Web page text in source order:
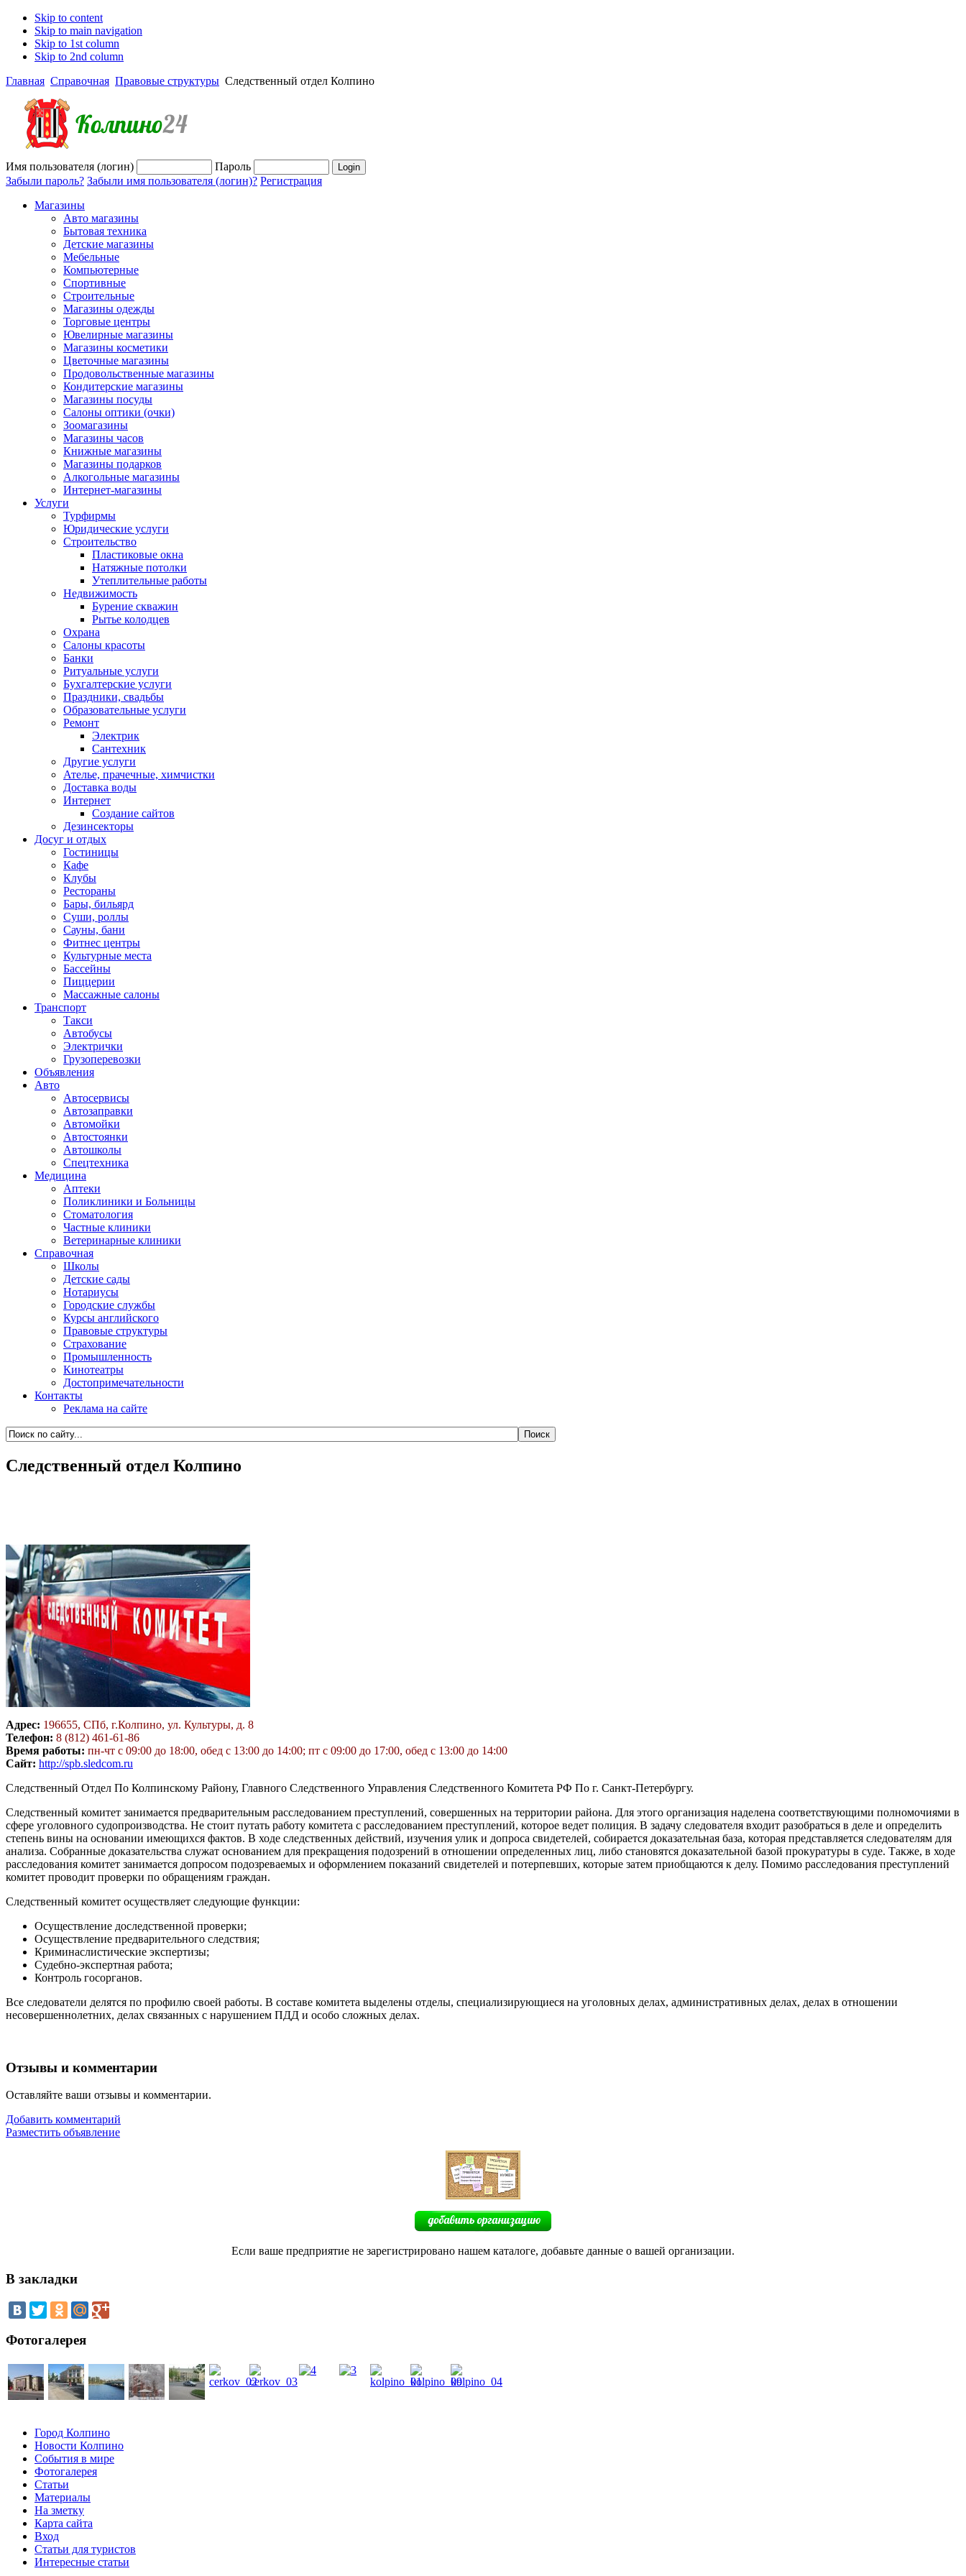
Skip to content
Skip to main navigation
Skip to 1st column
Skip to 2nd column
Главная Справочная Правовые структуры Следственный отдел Колпино
Имя пользователя (логин)
Пароль
Забыли пароль? Забыли имя пользователя (логин)? Регистрация
Магазины
Авто магазины
Бытовая техника
Детские магазины
Мебельные
Компьютерные
Спортивные
Строительные
Магазины одежды
Торговые центры
Ювелирные магазины
Магазины косметики
Цветочные магазины
Продовольственные магазины
Кондитерские магазины
Магазины посуды
Салоны оптики (очки)
Зоомагазины
Магазины часов
Книжные магазины
Магазины подарков
Алкогольные магазины
Интернет-магазины
Услуги
Турфирмы
Юридические услуги
Строительство
Пластиковые окна
Натяжные потолки
Утеплительные работы
Недвижимость
Бурение скважин
Рытье колодцев
Охрана
Салоны красоты
Банки
Ритуальные услуги
Бухгалтерские услуги
Праздники, свадьбы
Образовательные услуги
Ремонт
Электрик
Сантехник
Другие услуги
Ателье, прачечные, химчистки
Доставка воды
Интернет
Создание сайтов
Дезинсекторы
Досуг и отдых
Гостиницы
Кафе
Клубы
Рестораны
Бары, бильярд
Суши, роллы
Сауны, бани
Фитнес центры
Культурные места
Бассейны
Пиццерии
Массажные салоны
Транспорт
Такси
Автобусы
Электрички
Грузоперевозки
Объявления
Авто
Автосервисы
Автозаправки
Автомойки
Автостоянки
Автошколы
Спецтехника
Медицина
Аптеки
Поликлиники и Больницы
Стоматология
Частные клиники
Ветеринарные клиники
Справочная
Школы
Детские сады
Нотариусы
Городские службы
Курсы английского
Правовые структуры
Страхование
Промышленность
Кинотеатры
Достопримечательности
Контакты
Реклама на сайте
Следственный отдел Колпино
Адрес: 196655, СПб, г.Колпино, ул. Культуры, д. 8
Телефон: 8 (812) 461-61-86
Время работы: пн-чт с 09:00 до 18:00, обед с 13:00 до 14:00; пт с 09:00 до 17:00, обед с 13:00 до 14:00
Сайт: http://spb.sledcom.ru
Следственный Отдел По Колпинскому Району, Главного Следственного Управления Следственного Комитета РФ По г. Санкт-Петербургу.
Следственный комитет занимается предварительным расследованием преступлений, совершенных на территории района. Для этого организация наделена соответствующими полномочиями в
сфере уголовного судопроизводства. Не стоит путать работу комитета с расследованием преступлений, которое ведет полиция. В задачу следователя входит разобраться в деле и определить
степень вины на основании имеющихся фактов. В ходе следственных действий, изучения улик и допроса свидетелей, собирается доказательная база, которая представляется следователям для
анализа. Собранные доказательства служат основанием для прекращения подозрений в отношении определенных лиц, либо становятся доказательной базой прокуратуры в суде. Также, в ходе
расследования комитет занимается допросом подозреваемых и оформлением показаний свидетелей и потерпевших, которые затем приобщаются к делу. Помимо расследования преступлений
комитет проводит проверки по обращениям граждан.
Следственный комитет осуществляет следующие функции:
Осуществление доследственной проверки;
Осуществление предварительного следствия;
Криминаслистические экспертизы;
Судебно-экспертная работа;
Контроль госорганов.
Все следователи делятся по профилю своей работы. В составе комитета выделены отделы, специализирующиеся на уголовных делах, административных делах, делах в отношении
несовершеннолетних, делах связанных с нарушением ПДД и особо сложных делах.
Отзывы и комментарии
Оставляйте ваши отзывы и комментарии.
Добавить комментарий
Разместить объявление
Если ваше предприятие не зарегистрировано нашем каталоге, добавьте данные о вашей организации.
В закладки
Фотогалерея
Город Колпино
Новости Колпино
События в мире
Фотогалерея
Статьи
Материалы
На зметку
Карта сайта
Вход
Статьи для туристов
Интересные статьи